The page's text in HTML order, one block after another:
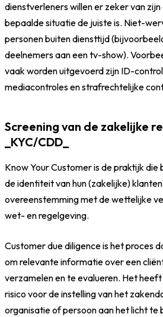
dienstverleners willen er zeker van
bepaalde situatie de juiste is. Niet-
personen buiten diensttijd
deelnemers aan een tv-show).
vaak worden uitgevoerd zijn ID-
mediacontrolesenstrafrechtelijke
Screening van de zakelijke
_KYC/CDD_
Know Your Customer is de praktijk
de identiteit van hun (zakelijke)
overeenstemming met de wettelijke
wet- en regelgeving.
Customer due diligence is het proces
om relevante informatie over een
verzamelen en te evalueren. Het
risico voor de instelling van het
organisatie of persoon aan het licht